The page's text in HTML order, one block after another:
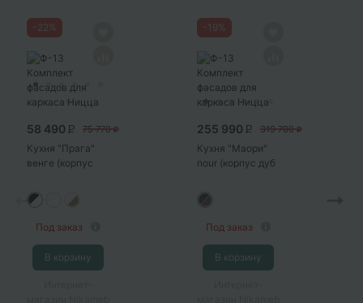
22%
58 490 P 75 770 P
Кухня "Прага"
венге (корпус
Под заказ
В корзину
19%
255 990 P 319 700 P
Кухня "Маори"
nour (корпус дуб
Под заказ
В корзину